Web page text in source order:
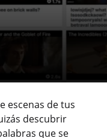
escenas de tus
descubrir
que se